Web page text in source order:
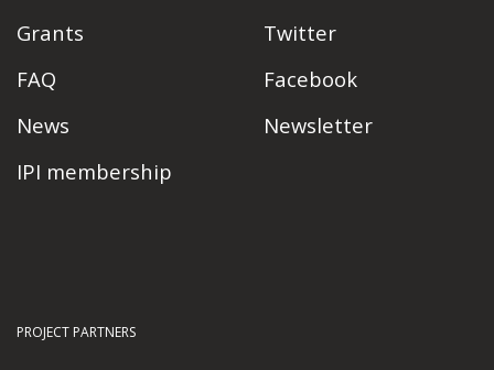
Grants
FAQ
News
IPI membership
Twitter
Facebook
Newsletter
PROJECT PARTNERS